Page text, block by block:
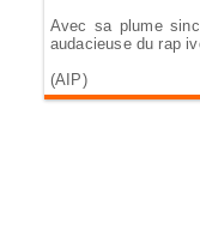
Avec sa plume
audacieuse du rap
(AIP)